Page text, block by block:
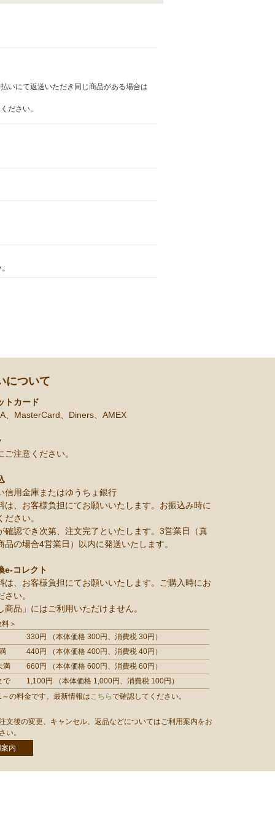
いにて返送いただき同じ商品がある場合は
ださい。
について
トカード
、MasterCard、Diners、AMEX
ご注意ください。
信用金庫またはゆうちょ銀行
は、お客様負担にてお願いいたします。お振込み時に
ださい。
認でき次第、注文完了といたします。3営業日（真
品の場合4営業日）以内に発送いたします。
e-コレクト
は、お客様負担にてお願いいたします。ご購入時にお
い。
品」にはご利用いただけません。
＞
330円 （本体価格 300円、消費税 30円）
440円 （本体価格 400円、消費税 40円）
満
660円 （本体価格 600円、消費税 60円）
で
1,100円 （本体価格 1,000円、消費税 100円）
の料金です。最新情報はこちらで確認してください。
文後の変更、キャンセル、返品などについてはご利用案内をお
い。
内